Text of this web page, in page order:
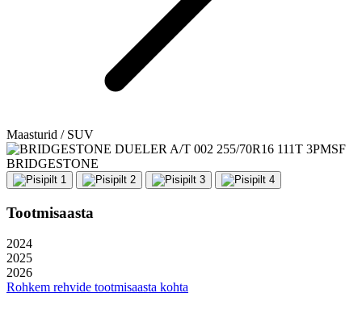
Maasturid / SUV
BRIDGESTONE
Tootmisaasta
2024
2025
2026
Rohkem rehvide tootmisaasta kohta